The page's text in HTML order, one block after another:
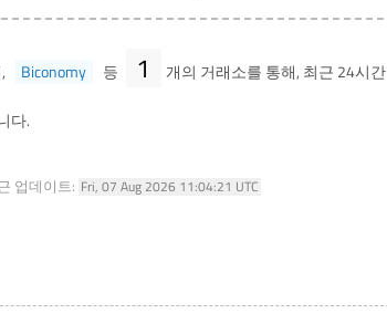
Biconomy 등 1 개의 거래소를 통해, 최근 24시간
다.
업데이트: Fri, 07 Aug 2026 11:04:21 UTC